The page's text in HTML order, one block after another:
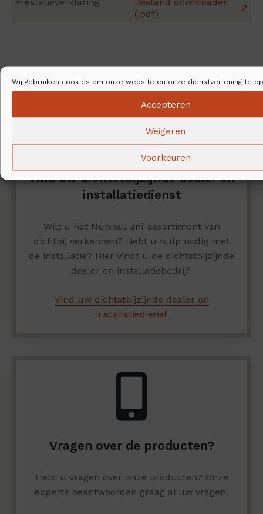
Wij gebruiken cookies om onze website en onze dienstverlening te
Accepteren
Weigeren
Voorkeuren
(.pdf)
Vind uw dichtstbijzijnde dealer en
installatiedienst
Wilt u het NunnaUuni-assortiment van
dichtbij verkennen? Hebt u hulp nodig met
de installatie? Hier vindt u de dichtstbijzijnde
dealer en installatiebedrijf.
Vind uw dichtstbijzijnde dealer en
installatiedienst
Vragen over de producten?
Hebt u vragen over onze producten? Onze
experts beantwoorden graag al uw vragen.